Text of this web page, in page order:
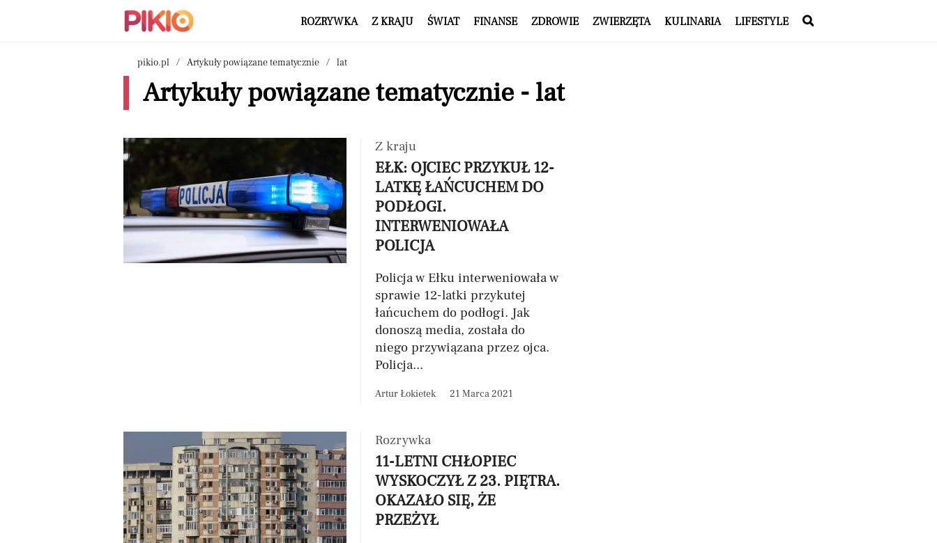
ROZRYWKA Z KRAJU ŚWIAT FINANSE ZDROWIE ZWIERZĘTA KULINARIA LIFESTYLE
pikio.pl Artykuły powiązane tematycznie lat
Artykuły powiązane tematycznie - lat
Z kraju
EŁK: OJCIEC PRZYKUŁ 12-
LATKĘ ŁAŃCUCHEM DO
PODŁOGI.
INTERWENIOWAŁA
POLICJA
Policja w Ełku interweniowała w
sprawie 12-latki przykutej
łańcuchem do podłogi. Jak
donoszą media, została do
niego przywiązana przez ojca.
Policja...
Artur Łokietek 21 Marca 2021
Rozrywka
11-LETNI CHŁOPIEC
WYSKOCZYŁ Z 23. PIĘTRA.
OKAZAŁO SIĘ, ŻE
PRZEŻYŁ